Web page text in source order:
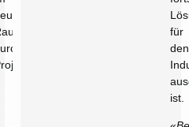
für
den
ist.